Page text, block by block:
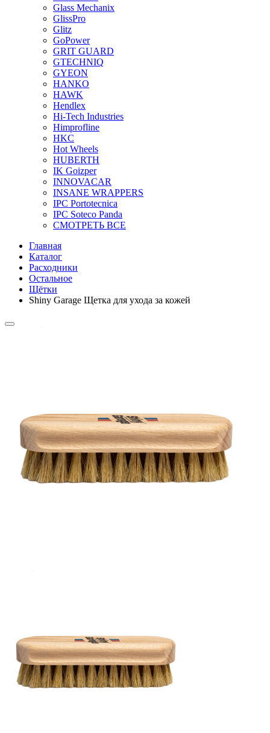
Glass Mechanix
GlissPro
Glitz
GoPower
GRIT GUARD
GTECHNIQ
GYEON
HANKO
HAWK
Hendlex
Hi-Tech Industries
Himprofline
HKC
Hot Wheels
HUBERTH
IK Goizper
INNOVACAR
INSANE WRAPPERS
IPC Portotecnica
IPC Soteco Panda
СМОТРЕТЬ ВСЕ
Главная
Каталог
Расходники
Остальное
Щётки
Shiny Garage Щетка для ухода за кожей